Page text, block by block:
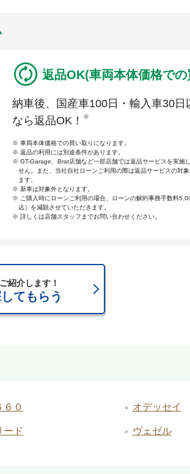
返品OK(車両本体価格での
納車後、国産車100日・輸入車30日
なら返品OK！
※
車両本体価格での買い取りになります。
返品の利用には別途条件があります。
GT-Garage、Brat店舗など一部店舗では返品サービスを実施
せん。また、当社自社ローンご利用の際は返品サービスの対象
ます。
新車は対象外となります。
ご購入時にローンご利用の場合、ローンの解約事務手数料
込）を減額させていただきます。
詳しくは店舗スタッフまでお問い合わせください。
紹介します！
てもらう
６０ オデッセイ
ード ヴェゼル